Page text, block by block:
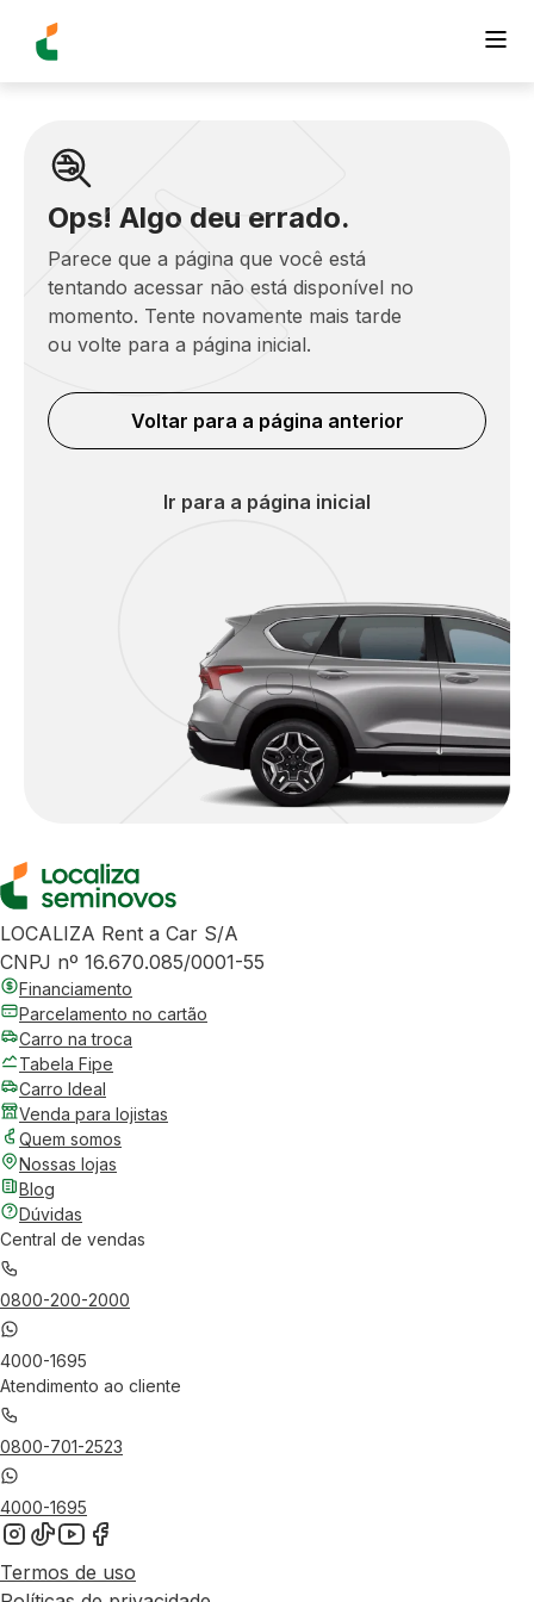
Ops! Algo deu errado.
Parece que a página que você está
tentando acessar não está disponível no
momento. Tente novamente mais tarde
ou volte para a página inicial.
Voltar para a página anterior
Ir para a página inicial
LOCALIZA Rent a Car S/A
CNPJ nº 16.670.085/0001-55
Financiamento
Parcelamento no cartão
Carro na troca
Tabela Fipe
Carro Ideal
Venda para lojistas
Quem somos
Nossas lojas
Blog
Dúvidas
Central de vendas
0800-200-2000
4000-1695
Atendimento ao cliente
0800-701-2523
4000-1695
Termos de uso